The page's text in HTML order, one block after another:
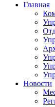
Главная
Новости